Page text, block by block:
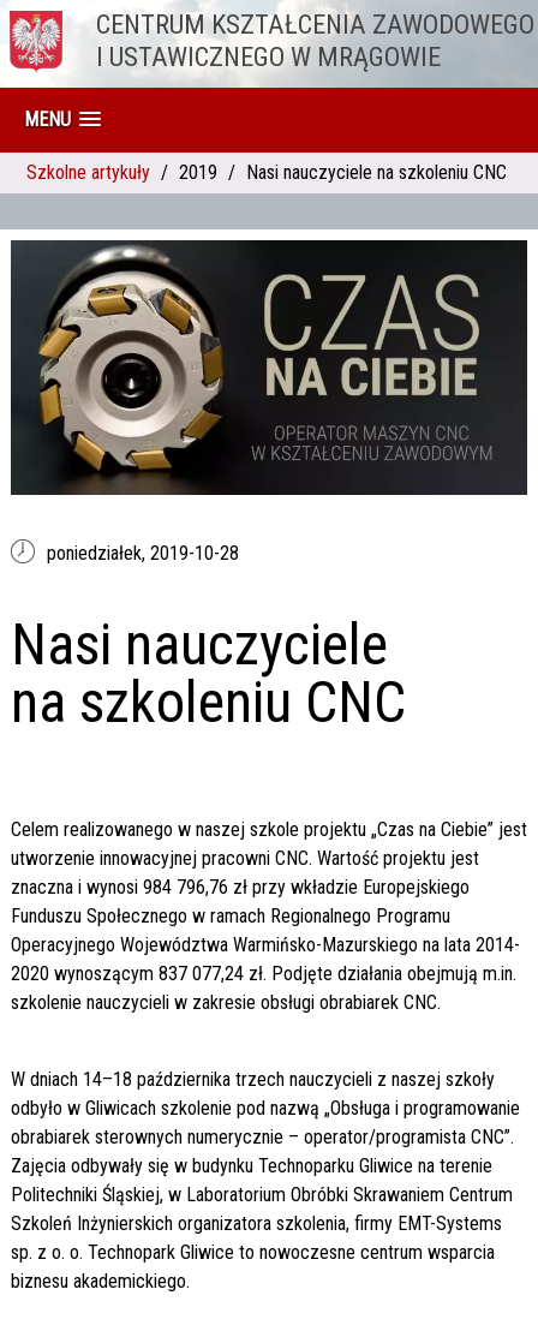
Przejdź do treściCENTRUM KSZTAŁCENIA ZAWODOWEGO
I USTAWICZNEGO W MRĄGOWIE
MENU
Szkolne artykuły 2019 Nasi nauczyciele na szkoleniu CNC
poniedziałek, 2019-10-28
Nasi nauczyciele
na szkoleniu CNC
Celem realizowanego w naszej szkole projektu „Czas na Ciebie” jest
utworzenie innowacyjnej pracowni CNC. Wartość projektu jest
znaczna i wynosi 984 796,76 zł przy wkładzie Europejskiego
Funduszu Społecznego w ramach Regionalnego Programu
Operacyjnego Województwa Warmińsko-Mazurskiego na lata 2014-
2020 wynoszącym 837 077,24 zł. Podjęte działania obejmują m.in.
szkolenie nauczycieli w zakresie obsługi obrabiarek CNC.
W dniach 14–18 października trzech nauczycieli z naszej szkoły
odbyło w Gliwicach szkolenie pod nazwą „Obsługa i programowanie
obrabiarek sterownych numerycznie – operator/programista CNC”.
Zajęcia odbywały się w budynku Technoparku Gliwice na terenie
Politechniki Śląskiej, w Laboratorium Obróbki Skrawaniem Centrum
Szkoleń Inżynierskich organizatora szkolenia, firmy EMT-Systems
sp. z o. o. Technopark Gliwice to nowoczesne centrum wsparcia
biznesu akademickiego.